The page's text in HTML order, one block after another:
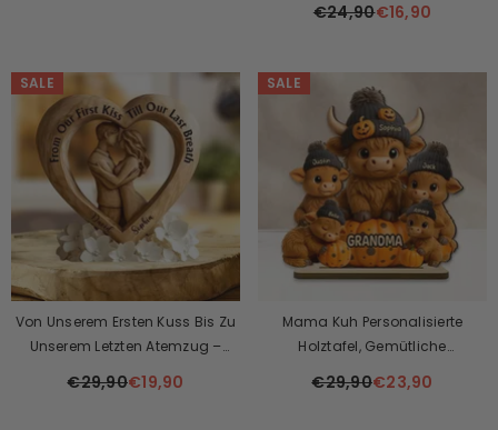
€24,90€16,90
SALE
Von Unserem Ersten Kuss Bis Zu
Unserem Letzten Atemzug –
Acrylschild In Individueller Form
€29,90€19,90
SALE
Mama Kuh Personalisierte
Holztafel, Gemütliche
Dekor Für Mama, Oma
€29,90€23,90